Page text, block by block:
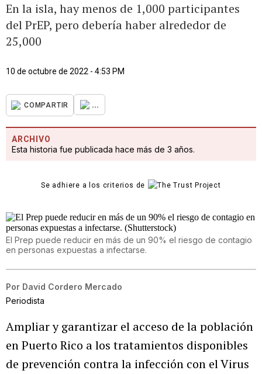
En la isla, hay menos de 1,000 participantes
del PrEP, pero debería haber alrededor de
25,000
10 de octubre de 2022 - 4:53 PM
COMPARTIR ...
ARCHIVO
Esta historia fue publicada hace más de 3 años.
Se adhiere a los criterios de
El Prep puede reducir en más de un 90% el riesgo de contagio
en personas expuestas a infectarse.
Por David Cordero Mercado
Periodista
Ampliar y garantizar el acceso de la población
en Puerto Rico a los tratamientos disponibles
de prevención contra la infección con el Virus